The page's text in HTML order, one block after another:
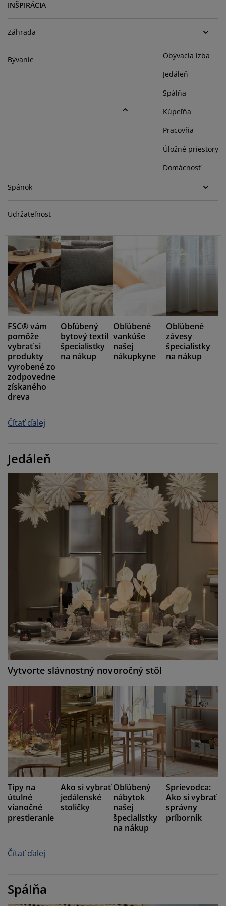
skrine
rámy
s úložným priestorom
nábytku
osvetlenie
INŠPIRÁCIA
Záhrada
Bývanie
Obývacia izba
Jedáleň
Spálňa
Kúpeľňa
Pracovňa
Úložné priestory
Domácnosť
Spánok
Udržateľnosť
Obľúbené dekorácie špecialistky na nákup
FSC® vám
pomôže
vybrať si
produkty
vyrobené zo
zodpovedne
získaného
dreva
Obľúbený
bytový textil
špecialistky
na nákup
Obľúbené
vankúše
našej
nákupkyne
Obľúbené
závesy
špecialistky
na nákup
Čítať ďalej
Jedáleň
Vytvorte slávnostný novoročný stôl
Tipy na
útulné
vianočné
prestieranie
Ako si vybrať
jedálenské
stoličky
Obľúbený
nábytok
našej
špecialistky
na nákup
Sprievodca:
Ako si vybrať
správny
príborník
Čítať ďalej
Spálňa